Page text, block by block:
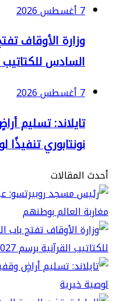
الأوقاف تفتح باب
للكتاتيب القرآنية
تسليم أراضٍ
تنفيذًا لوصية